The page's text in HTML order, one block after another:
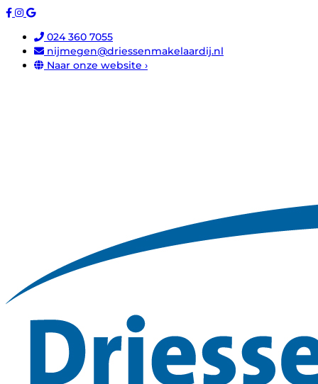
024 360 7055
nijmegen@driessenmakelaardij.nl
Naar onze website ›